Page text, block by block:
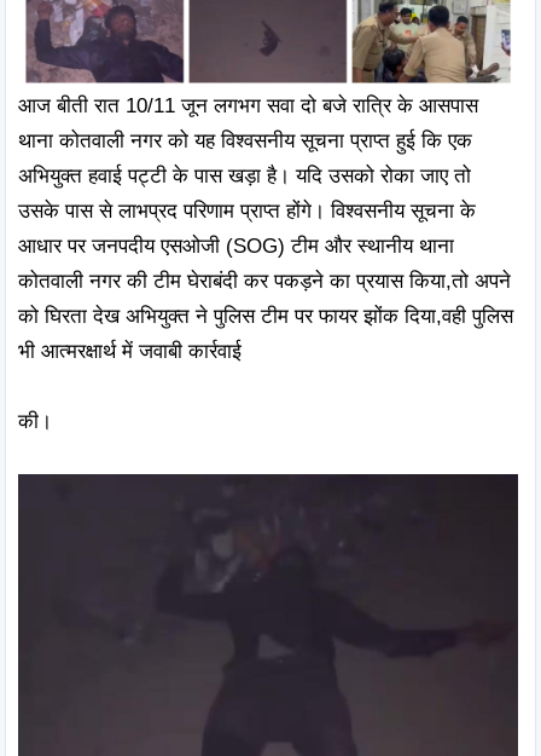
आज बीती रात 10/11 जून लगभग सवा दो बजे रात्रि के आसपास
थाना कोतवाली नगर को यह विश्वसनीय सूचना प्राप्त हुई कि एक
अभियुक्त हवाई पट्टी के पास खड़ा है। यदि उसको रोका जाए तो
उसके पास से लाभप्रद परिणाम प्राप्त होंगे। विश्वसनीय सूचना के
आधार पर जनपदीय एसओजी (SOG) टीम और स्थानीय थाना
कोतवाली नगर की टीम घेराबंदी कर पकड़ने का प्रयास किया,तो अपने
को घिरता देख अभियुक्त ने पुलिस टीम पर फायर झोंक दिया,वही पुलिस
भी आत्मरक्षार्थ में जवाबी कार्रवाई
की।